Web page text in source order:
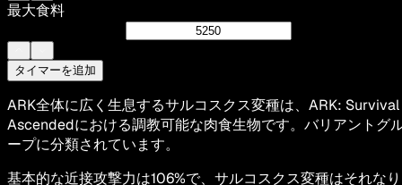
最大食料
タイマーを追加
ARK全体に広く生息するサルコスクス変種は、ARK: Survival
Ascendedにおける調教可能な肉食生物です。バリアントグ
ープに分類されています。
基本的な近接攻撃力は106%で、サルコスクス変種はそれなり